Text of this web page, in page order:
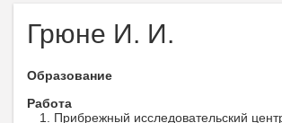
Грюне И. И.
Образование
Работа
Прибрежный исследовательский